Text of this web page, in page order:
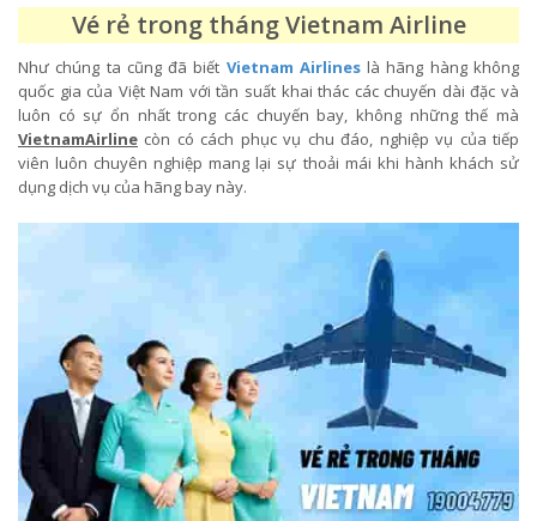
Vé rẻ trong tháng Vietnam Airline
Như chúng ta cũng đã biết Vietnam Airlineslà hãng hàng không
quốc gia của Việt Nam với tần suất khai thác các chuyến dài đặc và
luôn có sự ổn nhất trong các chuyến bay, không những thế mà
VietnamAirline còn có cách phục vụ chu đáo, nghiệp vụ của tiếp
viên luôn chuyên nghiệp mang lại sự thoải mái khi hành khách sử
dụng dịch vụ của hãng bay này.